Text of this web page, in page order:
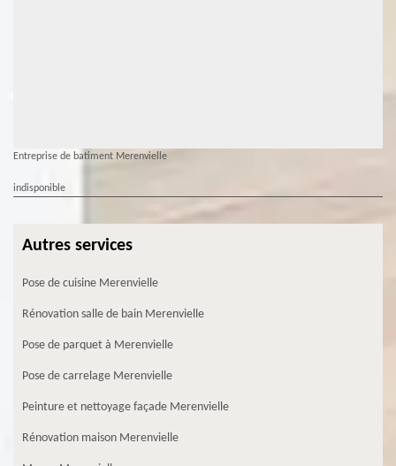
Entreprise de batiment Merenvielle
indisponible
Autres services
Pose de cuisine Merenvielle
Rénovation salle de bain Merenvielle
Pose de parquet à Merenvielle
Pose de carrelage Merenvielle
Peinture et nettoyage façade Merenvielle
Rénovation maison Merenvielle